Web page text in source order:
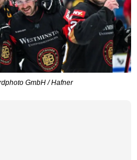
GmbH / Hafner